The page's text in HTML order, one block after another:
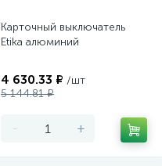
Карточный выключатель
Etika алюминий
4 630.33 ₽ /шт
5 144.81 ₽
- +